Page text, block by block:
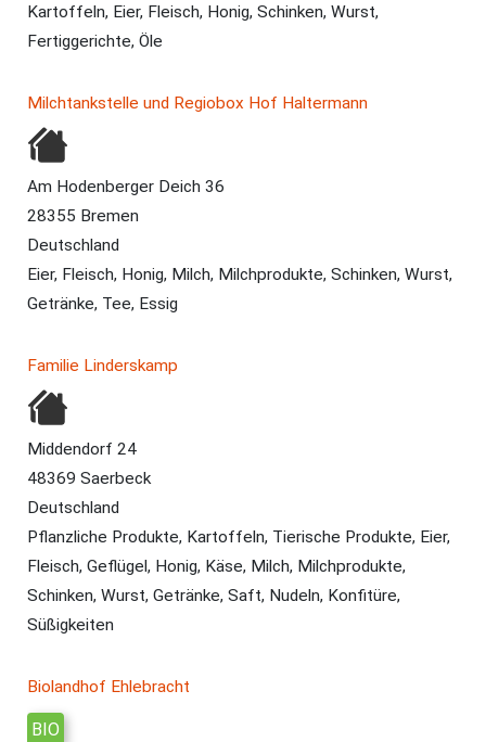
Kartoffeln, Eier, Fleisch, Honig, Schinken, Wurst,
Fertiggerichte, Öle
Milchtankstelle und Regiobox Hof Haltermann
Am Hodenberger Deich 36
28355 Bremen
Deutschland
Eier, Fleisch, Honig, Milch, Milchprodukte, Schinken, Wurst,
Getränke, Tee, Essig
Familie Linderskamp
Middendorf 24
48369 Saerbeck
Deutschland
Pflanzliche Produkte, Kartoffeln, Tierische Produkte, Eier,
Fleisch, Geflügel, Honig, Käse, Milch, Milchprodukte,
Schinken, Wurst, Getränke, Saft, Nudeln, Konfitüre,
Süßigkeiten
Biolandhof Ehlebracht
BIO